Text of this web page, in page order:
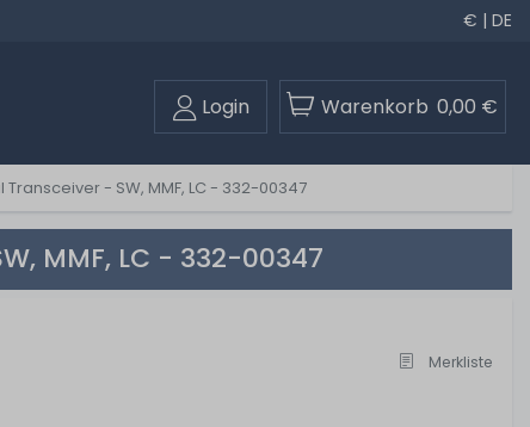
€ | DE
Login Warenkorb 0,00 €
Transceiver - SW, MMF, LC - 332-00347
MMF, LC - 332-00347
Merkliste